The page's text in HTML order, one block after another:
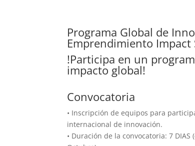
Programa Global de
Emprendimiento
!Participa en un
impacto global!
Convocatoria
• Inscripción de equipos para
internacional de innovación.
• Duración de la convocatoria: 7